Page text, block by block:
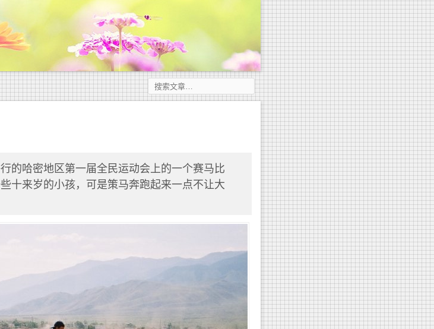
的哈密地区第一届全民运动会上的一个赛马比
十来岁的小孩，可是策马奔跑起来一点不让大